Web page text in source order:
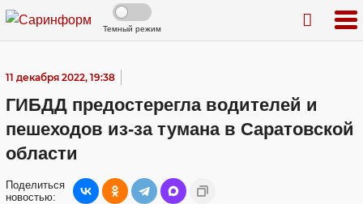
Темный режим
11 декабря 2022, 19:38
ГИБДД предостерегла водителей и
пешеходов из-за тумана в Саратовской
области
Поделиться
новостью: